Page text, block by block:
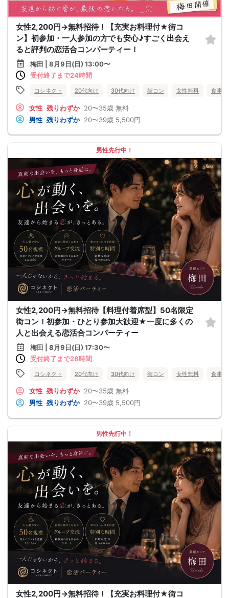
女性2,200円→無料招待！【充実お料理付★街コ
ン】初参加・一人参加の方でも安心♪すごく出会え
ると評判の恋活合コンパーティー！
梅田 | 8月9日(日) 13:00〜
受付終了まで24時間
コシネクト 20代向け 30代向け 街コン 女性無料 食事
女性 残りわずか 20〜35歳 無料
男性 残りわずか 20〜39歳 5,500円
男性先行中！
女性2,200円→無料招待【料理付着席型】50名限定
街コン！初参加・ひとり参加大歓迎★一度に多くの
人と出会える恋活合コンパーティー
梅田 | 8月9日(日) 17:30〜
受付終了まで28時間
コシネクト 20代向け 30代向け 街コン 女性無料 食事
女性 残りわずか 20〜35歳 無料
男性 残りわずか 20〜39歳 5,500円
男性先行中！
女性2,200円→無料招待！【充実お料理付★街コ